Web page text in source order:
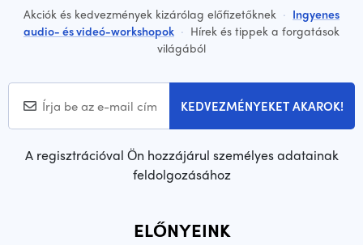
Akciók és kedvezmények kizárólag előfizetőknek · Ingyenes
audio- és videó-workshopok · Hírek és tippek a forgatások
világából
KEDVEZMÉNYEKET AKAROK!
A regisztrációval Ön hozzájárul személyes adatainak
feldolgozásához
ELŐNYEINK